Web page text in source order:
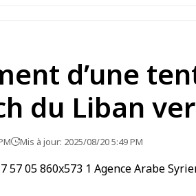
d’une
du Liban
Mis à jour: 2025/08/20 5:49 PM